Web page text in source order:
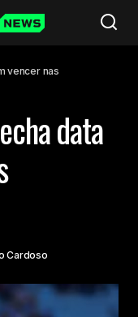
vencer nas
data
Cardoso